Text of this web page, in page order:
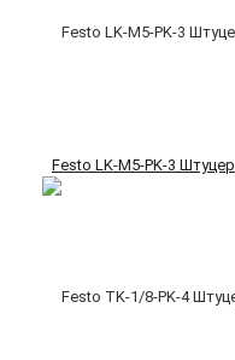
Festo LK-M5-PK-3 Штуцер